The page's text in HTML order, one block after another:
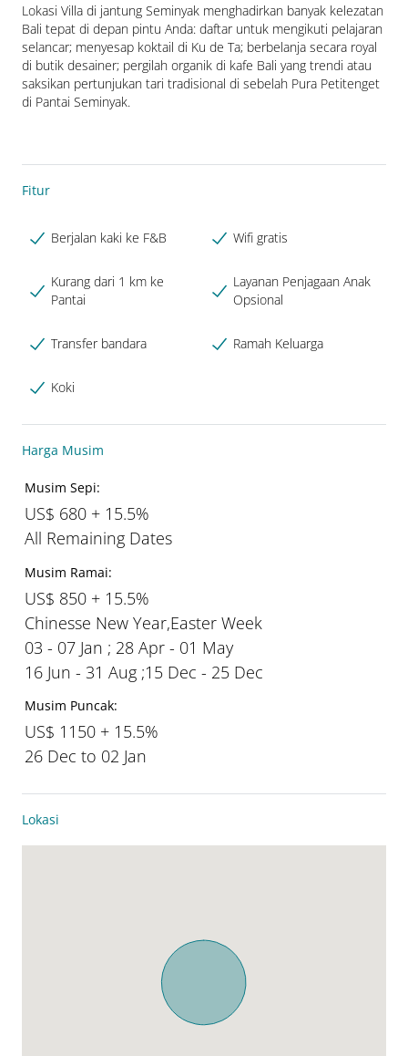
Lokasi Villa di jantung Seminyak menghadirkan banyak kelezatan
Bali tepat di depan pintu Anda: daftar untuk mengikuti pelajaran
selancar; menyesap koktail di Ku de Ta; berbelanja secara royal
di butik desainer; pergilah organik di kafe Bali yang trendi atau
saksikan pertunjukan tari tradisional di sebelah Pura Petitenget
di Pantai Seminyak.
Fitur
Berjalan kaki ke F&B Wifi gratis
Kurang dari 1 km ke
Pantai
Layanan Penjagaan Anak
Opsional
Transfer bandara Ramah Keluarga
Koki
Harga Musim
Musim Sepi:
US$ 680 + 15.5%
All Remaining Dates
Musim Ramai:
US$ 850 + 15.5%
Chinesse New Year,Easter Week
03 - 07 Jan ; 28 Apr - 01 May
16 Jun - 31 Aug ;15 Dec - 25 Dec
Musim Puncak:
US$ 1150 + 15.5%
26 Dec to 02 Jan
Lokasi